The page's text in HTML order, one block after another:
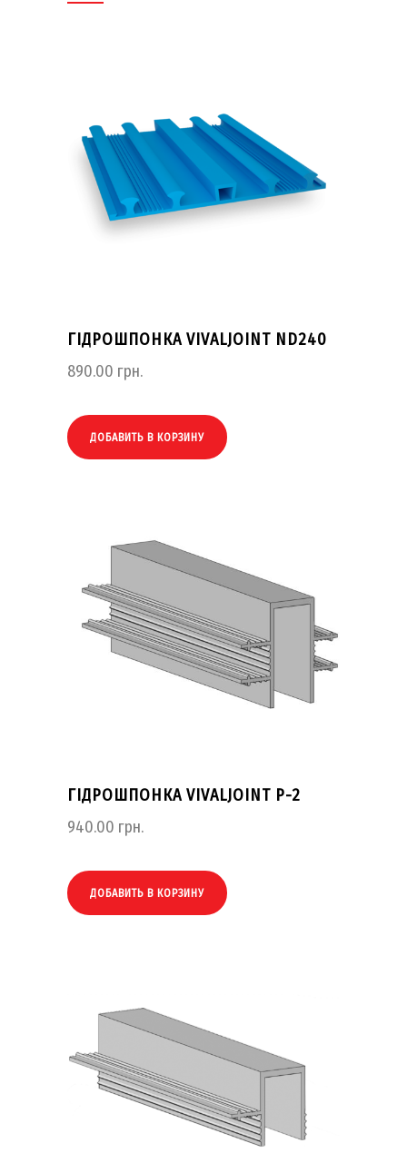
ГІДРОШПОНКА VIVALJOINT ND240
890.00 грн.
ДОБАВИТЬ В КОРЗИНУ
ГІДРОШПОНКА VIVALJOINT P-2
940.00 грн.
ДОБАВИТЬ В КОРЗИНУ